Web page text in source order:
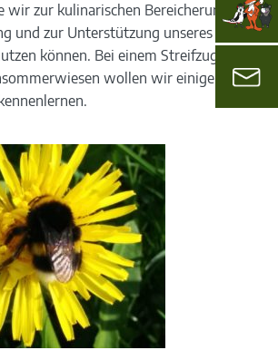
zur kulinarischen Bereicherung
und zur Unterstützung unseres
können. Bei einem Streifzug
wollen wir einige dieser